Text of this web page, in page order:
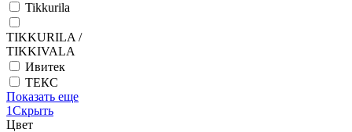
Tikkurila
TIKKURILA /
TIKKIVALA
Ивитек
ТЕКС
Показать еще
1Скрыть
Цвет